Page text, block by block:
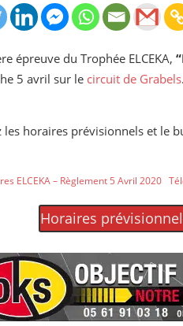
épreuve du Trophée ELCEKA,
5 avril sur le circuit de Grabels.
les horaires prévisionnels et le
ELCEKA – Règlement 5 Avril 2020
Horaires